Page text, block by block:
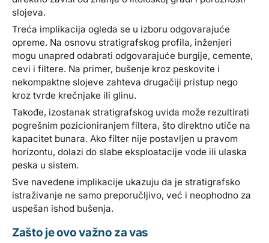
slojeva.
Treća implikacija ogleda se u izboru odgovarajuće
opreme. Na osnovu stratigrafskog profila, inženjeri
mogu unapred odabrati odgovarajuće burgije, cemente,
cevi i filtere. Na primer, bušenje kroz peskovite i
nekompaktne slojeve zahteva drugačiji pristup nego
kroz tvrde krečnjake ili glinu.
Takođe, izostanak stratigrafskog uvida može rezultirati
pogrešnim pozicioniranjem filtera, što direktno utiče na
kapacitet bunara. Ako filter nije postavljen u pravom
horizontu, dolazi do slabe eksploatacije vode ili ulaska
peska u sistem.
Sve navedene implikacije ukazuju da je stratigrafsko
istraživanje ne samo preporučljivo, već i neophodno za
uspešan ishod bušenja.
Zašto je ovo važno za vas